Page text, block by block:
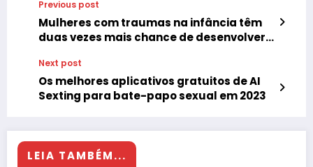
Previous post
Mulheres com traumas na infância têm
duas vezes mais chance de desenvolver
Next post
Os melhores aplicativos gratuitos de AI
Sexting para bate-papo sexual em 2023
LEIA TAMBÉM...